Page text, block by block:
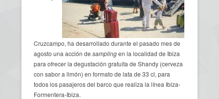
Cruzcampo, ha desarrollado durante el pasado mes de
agosto una acción de samplingen la localidad de Ibiza
para ofrecer la degustación gratuita de Shandy (cerveza
con sabor a limón) en formato de lata de 33 cl, para
todos los pasajeros del barco que realiza la línea Ibiza-
Formentera-Ibiza.